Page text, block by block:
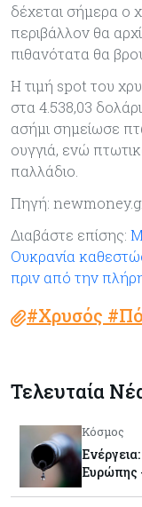
δέχεται σήμερα ο
περιβάλλον θα
πιθανότατα θα
Η τιμή spot του
στα 4.538,03
ασήμι σημείωσε
ουγγιά, ενώ
παλλάδιο.
Πηγή:
Διαβάστε επίσης:
Ουκρανία
πριν από την
#Χρυσός
Τελευταία
Κόσμος
Ευρώπης